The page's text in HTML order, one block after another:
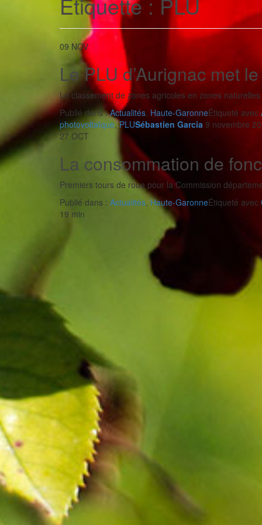
09 NOV
Le PLU d’Aurignac met
Le classement de zones agricoles en zones
Publié dans :Actualités, Haute-GaronneÉtiqueté avec
photovoltaïque,PLUSébastien Garcia 9 novembre
27 OCT
La consommation de
Premiers tours de roue pour la Commission
Publié dans : Actualités, Haute-GaronneÉtiqueté avec
19 min